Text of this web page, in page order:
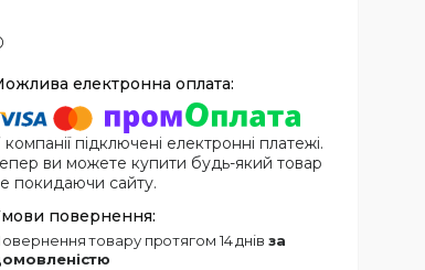
компанії підключені електронні платежі.
ви можете купити будь-який товар
покидаючи сайту.
повернення товару протягом 14 днів за